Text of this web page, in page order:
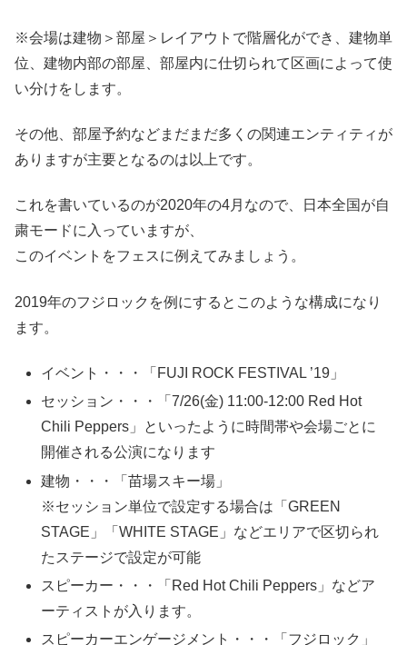
※会場は建物＞部屋＞レイアウトで階層化ができ、建物単
位、建物内部の部屋、部屋内に仕切られて区画によって使
い分けをします。
その他、部屋予約などまだまだ多くの関連エンティティが
ありますが主要となるのは以上です。
これを書いているのが2020年の4月なので、日本全国が自
粛モードに入っていますが、
このイベントをフェスに例えてみましょう。
2019年のフジロックを例にするとこのような構成になり
ます。
イベント・・・「FUJI ROCK FESTIVAL ’19」
セッション・・・「7/26(金) 11:00-12:00 Red Hot
Chili Peppers」といったように時間帯や会場ごとに
開催される公演になります
建物・・・「苗場スキー場」
※セッション単位で設定する場合は「GREEN
STAGE」「WHITE STAGE」などエリアで区切られ
たステージで設定が可能
スピーカー・・・「Red Hot Chili Peppers」などア
ーティストが入ります。
スピーカーエンゲージメント・・・「フジロック」